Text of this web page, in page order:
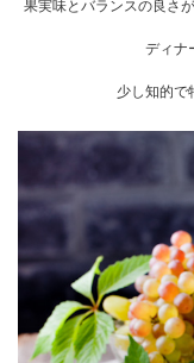
果実味とバランスの良さ
ディナ
少し知的で